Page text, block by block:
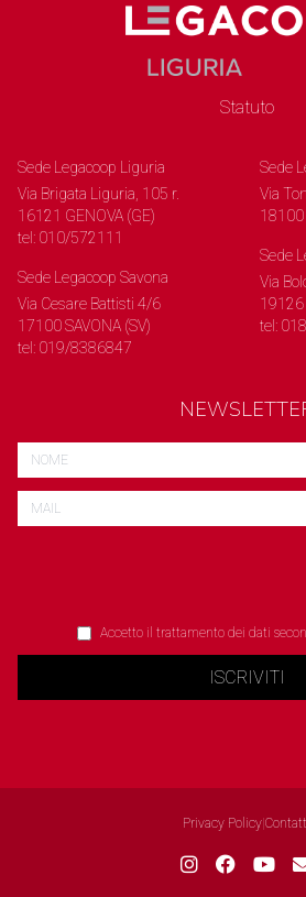
Statuto
Sede Legacoop Liguria
Via Brigata Liguria, 105 r.
16121 GENOVA (GE)
tel: 010/572111
Sede Legacoop Savona
Via Cesare Battisti 4/6
17100 SAVONA (SV)
tel: 019/8386847
Sede
Via
18100
Sede
Via
19126
tel:
Accetto il trattamento dei dati
ISCRIVITI
Privacy Policy